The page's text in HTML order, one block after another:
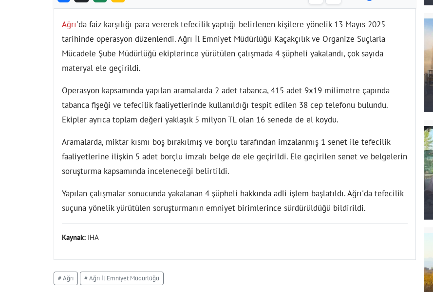
Ağrı'da faiz karşılığı para vererek tefecilik yaptığı belirlenen kişilere yönelik 13 Mayıs 2025
tarihinde operasyon düzenlendi. Ağrı İl Emniyet Müdürlüğü Kaçakçılık ve Organize Suçlarla
Mücadele Şube Müdürlüğü ekiplerince yürütülen çalışmada 4 şüpheli yakalandı, çok sayıda
materyal ele geçirildi.
Operasyon kapsamında yapılan aramalarda 2 adet tabanca, 415 adet 9x19 milimetre çapında
tabanca fişeği ve tefecilik faaliyetlerinde kullanıldığı tespit edilen 38 cep telefonu bulundu.
Ekipler ayrıca toplam değeri yaklaşık 5 milyon TL olan 16 senede de el koydu.
Aramalarda, miktar kısmı boş bırakılmış ve borçlu tarafından imzalanmış 1 senet ile tefecilik
faaliyetlerine ilişkin 5 adet borçlu imzalı belge de ele geçirildi. Ele geçirilen senet ve belgelerin
soruşturma kapsamında inceleneceği belirtildi.
Yapılan çalışmalar sonucunda yakalanan 4 şüpheli hakkında adli işlem başlatıldı. Ağrı'da tefecilik
suçuna yönelik yürütülen soruşturmanın emniyet birimlerince sürdürüldüğü bildirildi.
Kaynak: İHA
# Ağrı # Ağrı İl Emniyet Müdürlüğü